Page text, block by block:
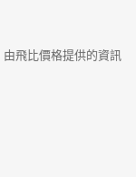
由飛比價格提供的資訊